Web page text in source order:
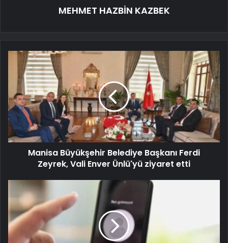
MEHMET HAZBİN KAZBEK
Manisa Büyükşehir Belediye Başkanı Ferdi
Zeyrek, Vali Enver Ünlü'yü ziyaret etti